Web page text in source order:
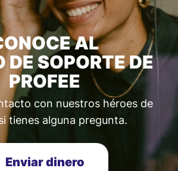
AL
DE SOPORTE DE
PROFEE
con nuestros héroes de
tienes alguna pregunta.
Enviar dinero